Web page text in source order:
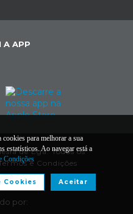
A APP
de Ega. Todos os
e Condições
por:
para melhorar a sua
estatísticos. Ao navegar está a
Condições
Aceitar
Cookies